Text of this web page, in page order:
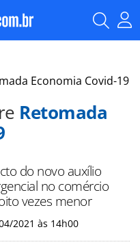
Economia Covid-19
Retomada
do novo auxílio
no comércio
vezes menor
2021 às 14h00